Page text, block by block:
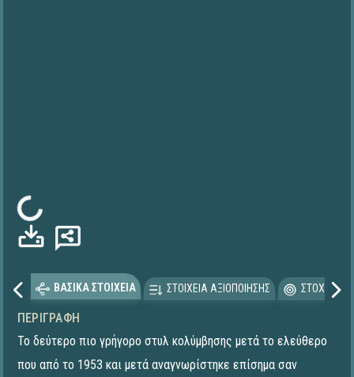
Φόρτωση...
ΒΑΣΙΚΑ ΣΤΟΙΧΕΙΑ ΣΤΟΙΧΕΙΑ ΑΞΙΟΠΟΙΗΣΗΣ
ΠΕΡΙΓΡΑΦΉ
Το δεύτερο πιο γρήγορο στυλ κολύμβησης μετά το ελεύθερο
που από το 1953 και μετά αναγνωρίστηκε επίσημα σαν